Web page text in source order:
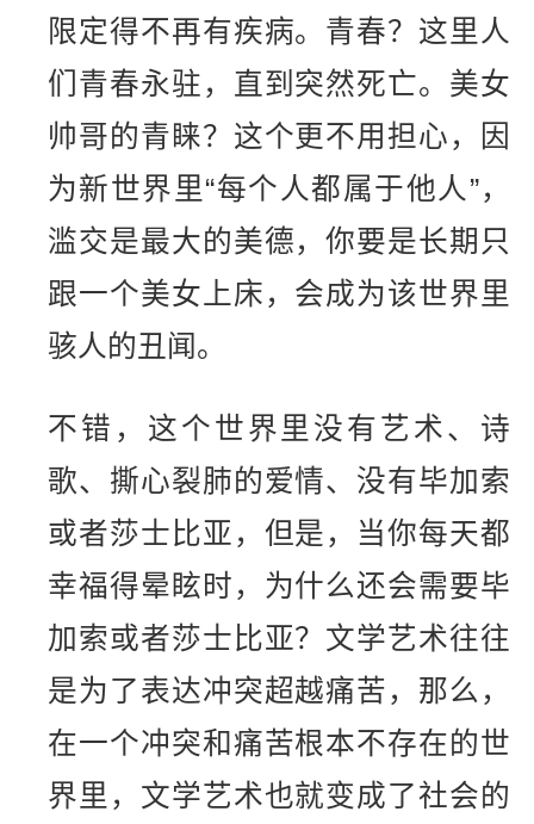
限定得不再有疾病。青春？这里人
们青春永驻，直到突然死亡。美女
帅哥的青睐？这个更不用担心，因
为新世界里“每个人都属于他人”，
滥交是最大的美德，你要是长期只
跟一个美女上床，会成为该世界里
骇人的丑闻。
不错，这个世界里没有艺术、诗
歌、撕心裂肺的爱情、没有毕加索
或者莎士比亚，但是，当你每天都
幸福得晕眩时，为什么还会需要毕
加索或者莎士比亚？文学艺术往往
是为了表达冲突超越痛苦，那么，
在一个冲突和痛苦根本不存在的世
界里，文学艺术也就变成了社会的